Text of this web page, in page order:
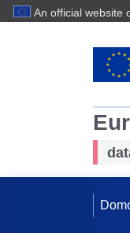
An official website